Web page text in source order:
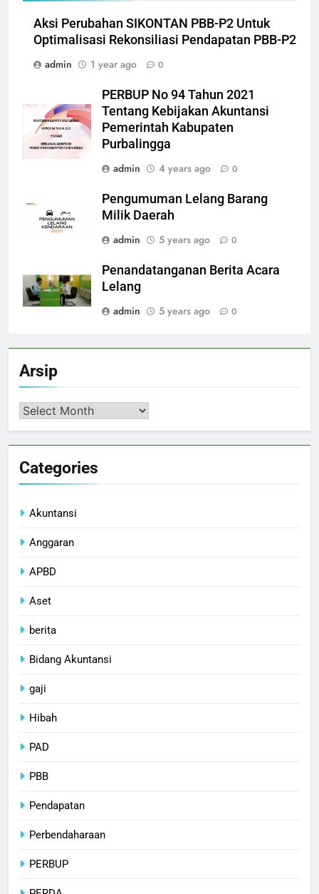
Aksi Perubahan SIKONTAN PBB-P2 Untuk
Optimalisasi Rekonsiliasi Pendapatan PBB-P2
admin
1 year ago 0
PERBUP No 94 Tahun 2021
Tentang Kebijakan Akuntansi
Pemerintah Kabupaten
Purbalingga
admin
4 years ago 0
Pengumuman Lelang Barang
Milik Daerah
admin
5 years ago 0
Penandatanganan Berita Acara
Lelang
admin
5 years ago 0
Arsip
Arsip
Categories
Akuntansi
Anggaran
APBD
Aset
berita
Bidang Akuntansi
gaji
Hibah
PAD
PBB
Pendapatan
Perbendaharaan
PERBUP